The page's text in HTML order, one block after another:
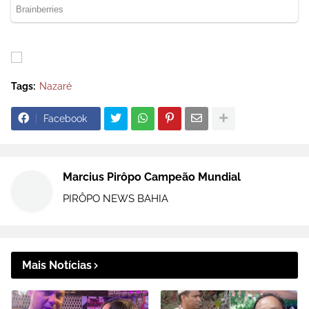
Tags: Nazaré
Facebook
Marcius Pirôpo Campeão Mundial
PIRÔPO NEWS BAHIA
Mais Notícias